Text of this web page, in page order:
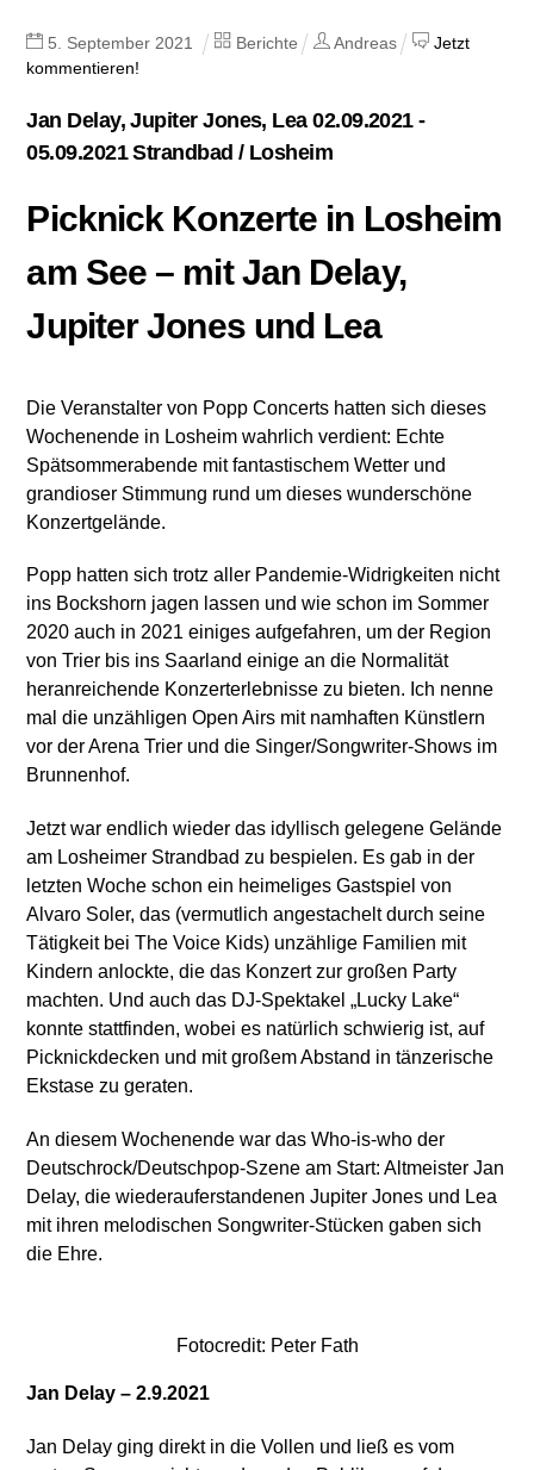
5 September 2021 Berichte Andreas
Jetzt
kommentieren!
Jan Delay, Jupiter Jones, Lea 02.09.2021 -
05.09.2021 Strandbad / Losheim
Picknick Konzerte in Losheim
am See – mit Jan Delay,
Jupiter Jones und Lea
Die Veranstalter von Popp Concerts hatten sich dieses
Wochenende in Losheim wahrlich verdient: Echte
Spätsommerabende mit fantastischem Wetter und
grandioser Stimmung rund um dieses wunderschöne
Konzertgelände.
Popp hatten sich trotz aller Pandemie-Widrigkeiten nicht
ins Bockshorn jagen lassen und wie schon im Sommer
2020 auch in 2021 einiges aufgefahren, um der Region
von Trier bis ins Saarland einige an die Normalität
heranreichende Konzerterlebnisse zu bieten. Ich nenne
mal die unzähligen Open Airs mit namhaften Künstlern
vor der Arena Trier und die Singer/Songwriter-Shows im
Brunnenhof.
Jetzt war endlich wieder das idyllisch gelegene Gelände
am Losheimer Strandbad zu bespielen. Es gab in der
letzten Woche schon ein heimeliges Gastspiel von
Alvaro Soler, das (vermutlich angestachelt durch seine
Tätigkeit bei The Voice Kids) unzählige Familien mit
Kindern anlockte, die das Konzert zur großen Party
machten. Und auch das DJ-Spektakel „Lucky Lake“
konnte stattfinden, wobei es natürlich schwierig ist, auf
Picknickdecken und mit großem Abstand in tänzerische
Ekstase zu geraten.
An diesem Wochenende war das Who-is-who der
Deutschrock/Deutschpop-Szene am Start: Altmeister Jan
Delay, die wiederauferstandenen Jupiter Jones und Lea
mit ihren melodischen Songwriter-Stücken gaben sich
die Ehre.
Fotocredit: Peter Fath
Jan Delay – 2.9.2021
Jan Delay ging direkt in die Vollen und ließ es vom